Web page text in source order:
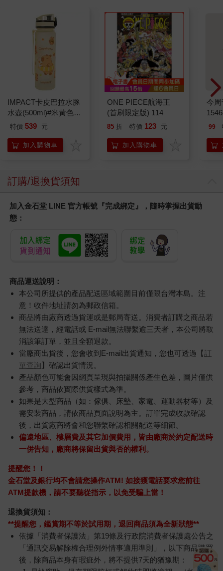
IMPACT卡皮巴拉水豚
水壺(500ml)#米黃色
IM00B18YL
特價 539 元
加入購物車
ONE PIECE航海王
(首刷限定版) 114
85 折 特價 123 元
加入購物車
今周
99
訂購/退換貨須知
加入金石堂 LINE 官方帳號『完成綁定』，隨時掌握出貨動
態：
商品運送說明：
本公司所提供的產品配送區域範圍目前僅限台灣本島。注
意！收件地址請勿為郵政信箱。
商品將由廠商透過貨運或是郵局寄送。消費者訂購之商品若
無法送達，經電話或 E-mail無法聯繫逾三天者，本公司將取
消該筆訂單，並且全額退款。
當廠商出貨後，您會收到E-mail出貨通知，您也可透過【訂
單查詢】確認出貨情況。
產品顏色可能會因網頁呈現與拍攝關係產生色差，圖片僅供
參考，商品依實際供貨樣式為準。
如果是大型商品（如：傢俱、床墊、家電、運動器材等）及
需安裝商品，請依商品頁面說明為主。訂單完成收款確認
後，出貨廠商將會和您聯繫確認相關配送等細節。
偏遠地區、樓層費及其它加價費用，皆由廠商於約定配送時
一併告知，廠商將保留出貨與否的權利。
提醒您！！
金石堂及銀行均不會請您操作ATM! 如接獲電話要求您前往
ATM提款機，請不要聽從指示，以免受騙上當！
退換貨須知：
**提醒您，鑑賞期不等於試用期，退回商品須為全新狀態**
依據「消費者保護法」第19條及行政院消費者保護處公告之
「通訊交易解除權合理例外情事適用準則」，以下商品購買
後，除商品本身有瑕疵外，將不提供7天的猶豫期：